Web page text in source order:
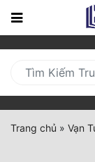
Trang
Mới
Cập
Nhật
(current)
Trang chủ » Vạn